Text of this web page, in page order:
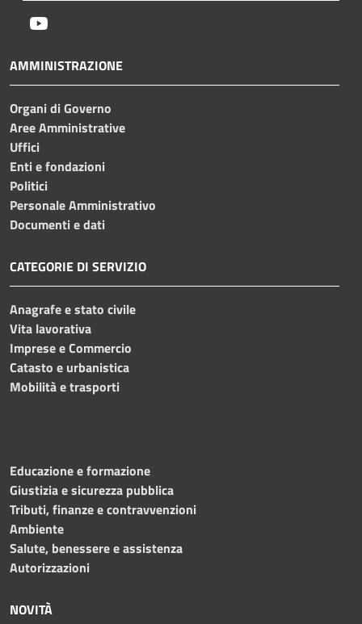
AMMINISTRAZIONE
Organi di Governo
Aree Amministrative
Uffici
Enti e fondazioni
Politici
Personale Amministrativo
Documenti e dati
CATEGORIE DI SERVIZIO
Anagrafe e stato civile
Vita lavorativa
Imprese e Commercio
Catasto e urbanistica
Mobilità e trasporti
Educazione e formazione
Giustizia e sicurezza pubblica
Tributi, finanze e contravvenzioni
Ambiente
Salute, benessere e assistenza
Autorizzazioni
NOVITÀ